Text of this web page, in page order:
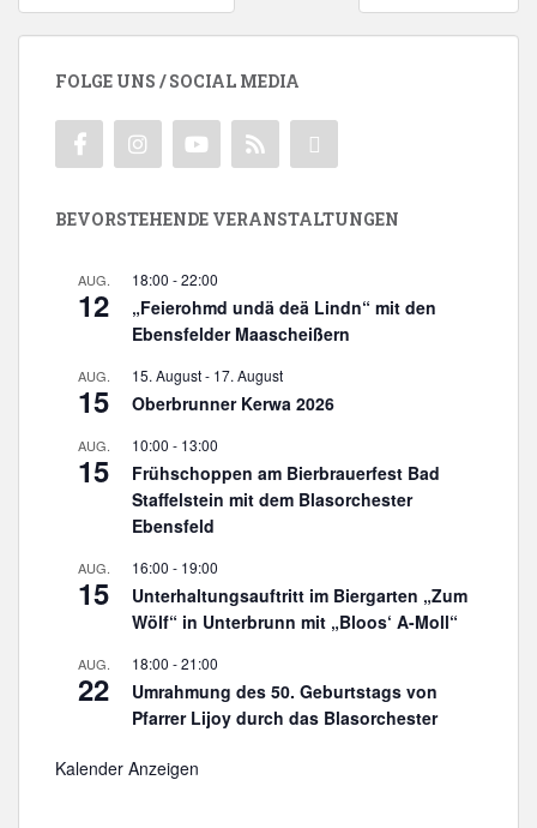
FOLGE UNS / SOCIAL MEDIA
BEVORSTEHENDE VERANSTALTUNGEN
AUG.
12
18:00 -22:00
„Feierohmd undä deä Lindn“ mit den
Ebensfelder Maascheißern
AUG.
15
15. August- 17. August
Oberbrunner Kerwa 2026
AUG.
15
10:00 - 13:00
Frühschoppen am Bierbrauerfest Bad
Staffelstein mit dem Blasorchester
Ebensfeld
AUG.
15
16:00 - 19:00
Unterhaltungsauftritt im Biergarten „Zum
Wölf“ in Unterbrunn mit „Bloos‘ A-Moll“
AUG.
22
18:00 -21:00
Umrahmung des 50. Geburtstags von
Pfarrer Lijoy durch das Blasorchester
Kalender Anzeigen